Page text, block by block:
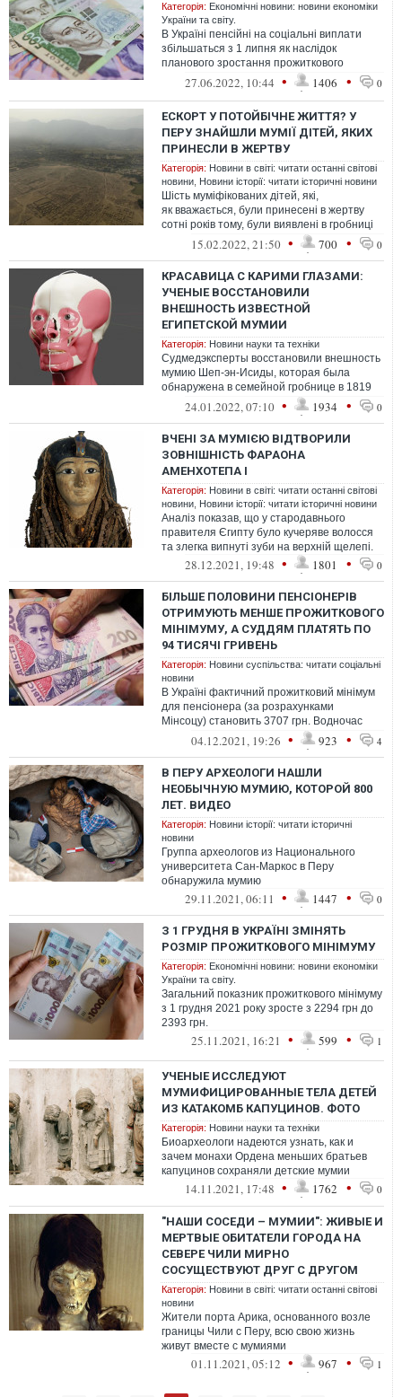
Категорія: Економічні новини: новини економіки
України та світу.
В Україні пенсійні на соціальні виплати
збільшаться з 1 липня як наслідок
планового зростання прожиткового
мінімуму.27.06.2022, 10:44 • 1406 • 0
ЕСКОРТ У ПОТОЙБІЧНЕ ЖИТТЯ? У
ПЕРУ ЗНАЙШЛИ МУМІЇ ДІТЕЙ, ЯКИХ
ПРИНЕСЛИ В ЖЕРТВУ
Категорія: Новини в світі: читати останні світові
новини Новини історії: читати історичні новини
Шість муміфікованих дітей, які,
як вважається, були принесені в жертву
сотні років тому, були виявлені в гробниці
неподалік Ліми.
15.02.2022, 21:50 • 700 • 0
КРАСАВИЦА С КАРИМИ ГЛАЗАМИ:
УЧЕНЫЕ ВОССТАНОВИЛИ
ВНЕШНОСТЬ ИЗВЕСТНОЙ
ЕГИПЕТСКОЙ МУМИИ
Категорія: Новини науки та техніки
Судмедэксперты восстановили внешность
мумию Шеп-эн-Исиды, которая была
обнаружена в семейной гробнице в 1819
24.01.2022, 07:10 • 1934 • 0
ВЧЕНІ ЗА МУМІЄЮ ВІДТВОРИЛИ
ЗОВНІШНІСТЬ ФАРАОНА
АМЕНХОТЕПА I
Категорія: Новини в світі: читати останні світові
новини Новини історії: читати історичні новини
Аналіз показав, що у стародавнього
правителя Єгипту було кучеряве волосся
та злегка випнуті зуби на верхній щелепі.
28.12.2021, 19:48 • 1801 • 0
БІЛЬШЕ ПОЛОВИНИ ПЕНСІОНЕРІВ
ОТРИМУЮТЬ МЕНШЕ ПРОЖИТКОВОГО
МІНІМУМУ, А СУДДЯМ ПЛАТЯТЬ ПО
94 ТИСЯЧІ ГРИВЕНЬ
Категорія: Новини суспільства: читати соціальні
новини
В Україні фактичний прожитковий мінімум
для пенсіонера (за розрахунками
Мінсоцу) становить 3707 грн. Водночас
майже 5,5 млн (половина) всіх пенсіонері...
04.12.2021, 19:26 • 923 • 4
В ПЕРУ АРХЕОЛОГИ НАШЛИ
НЕОБЫЧНУЮ МУМИЮ, КОТОРОЙ 800
ЛЕТ. ВИДЕО
Категорія: Новини історії: читати історичні
новини
Группа археологов из Национального
университета Сан-Маркос в Перу
обнаружила мумию
29.11.2021, 06:11 • 1447 • 0
З 1 ГРУДНЯ В УКРАЇНІ ЗМІНЯТЬ
РОЗМІР ПРОЖИТКОВОГО МІНІМУМУ
Категорія: Економічні новини: новини економіки
України та світу.
Загальний показник прожиткового мінімуму
з 1 грудня 2021 року зросте з 2294 грн до
2393 грн.
25.11.2021, 16:21 • 599 • 1
УЧЕНЫЕ ИССЛЕДУЮТ
МУМИФИЦИРОВАННЫЕ ТЕЛА ДЕТЕЙ
ИЗ КАТАКОМБ КАПУЦИНОВ. ФОТО
Категорія: Новини науки та техніки
Биоархеологи надеются узнать, как и
зачем монахи Ордена меньших братьев
капуцинов сохраняли детские мумии
14.11.2021, 17:48 • 1762 • 0
"НАШИ СОСЕДИ – МУМИИ": ЖИВЫЕ И
МЕРТВЫЕ ОБИТАТЕЛИ ГОРОДА НА
СЕВЕРЕ ЧИЛИ МИРНО
СОСУЩЕСТВУЮТ ДРУГ С ДРУГОМ
Категорія: Новини в світі: читати останні світові
новини
Жители порта Арика, основанного возле
границы Чили с Перу, всю свою жизнь
живут вместе с мумиями
01.11.2021, 05:12 • 967 • 1